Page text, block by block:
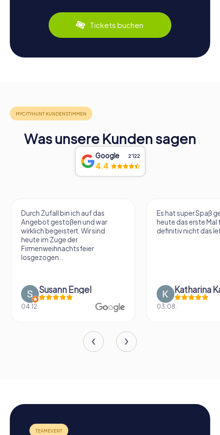
Tickets buchen
Was unsere Kunden sagen
Google 2‘122
4.4
Durch Zufall bin ich auf das
Angebot gestoßen und war
wirklich begeistert. Wir sind
heute im Zuge der
Firmenweihnachtsfeier
losgezogen...
Susann Engel
04.12.
Es hat super Spaß
heute das erste Mal
definitiv nicht das
Katharina
03.08.